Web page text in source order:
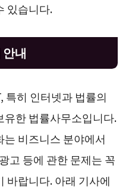
있습니다.
내
특히 인터넷과 법률의
한 법률사무소입니다.
비즈니스 분야에서
고 등에 관한 문제는 꼭
바랍니다. 아래 기사에